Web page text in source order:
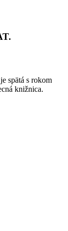
spätá s rokom
knižnica.